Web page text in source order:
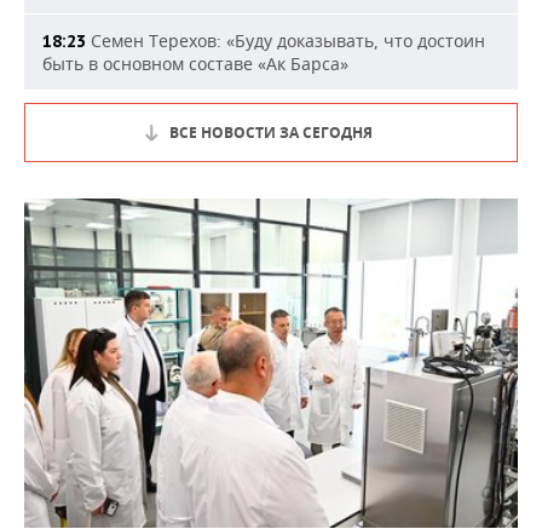
18:23 Семен Терехов: «Буду доказывать, что достоин
быть в основном составе «Ак Барса»
ВСЕ НОВОСТИ ЗА СЕГОДНЯ